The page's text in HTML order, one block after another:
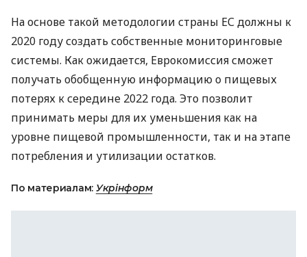
На основе такой методологии страны ЕС должны к
2020 году создать собственные мониторинговые
системы. Как ожидается, Еврокомиссия сможет
получать обобщенную информацию о пищевых
потерях к середине 2022 года. Это позволит
принимать меры для их уменьшения как на
уровне пищевой промышленности, так и на этапе
потребления и утилизации остатков.
По материалам: Укрінформ